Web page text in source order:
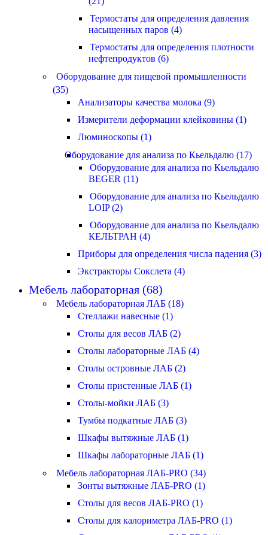
Термостаты для определения давления
насыщенных паров (4)
Термостаты для определения плотности
нефтепродуктов (6)
Оборудование для пищевой промышленности
(35)
Анализаторы качества молока (9)
Измерители деформации клейковины (1)
Люминоскопы (1)
Оборудование для анализа по Кьельдалю (17)
Оборудование для анализа по Кьельдалю
BEGER (11)
Оборудование для анализа по Кьельдалю
LOIP (2)
Оборудование для анализа по Кьельдалю
КЕЛЬТРАН (4)
Приборы для определения числа падения (3)
Экстракторы Сокслета (4)
Мебель лабораторная (68)
Мебель лабораторная ЛАБ (18)
Стеллажи навесные (1)
Столы для весов ЛАБ (2)
Столы лабораторные ЛАБ (4)
Столы островные ЛАБ (2)
Столы пристенные ЛАБ (1)
Столы-мойки ЛАБ (3)
Тумбы подкатные ЛАБ (3)
Шкафы вытяжные ЛАБ (1)
Шкафы лабораторные ЛАБ (1)
Мебель лабораторная ЛАБ-PRO (34)
Зонты вытяжные ЛАБ-PRO (1)
Столы для весов ЛАБ-PRO (1)
Столы для калориметра ЛАБ-PRO (1)